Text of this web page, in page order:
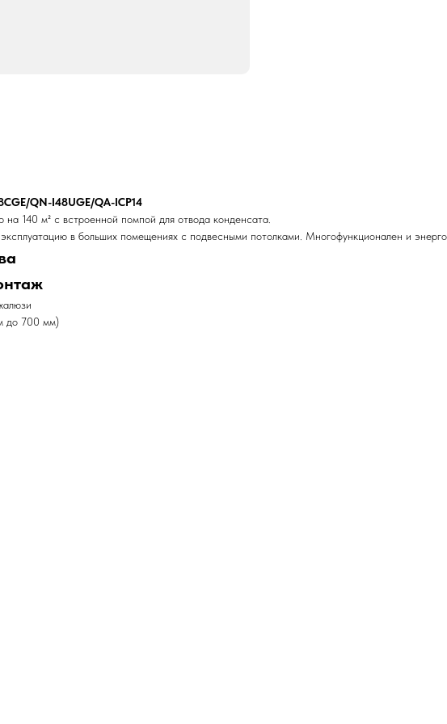
QN-I48UGE/QA-ICP14
140 м² с встроенной помпой для отвода конденсата.
в больших помещениях с подвесными потолками. Многофункционален и
до 700 мм)